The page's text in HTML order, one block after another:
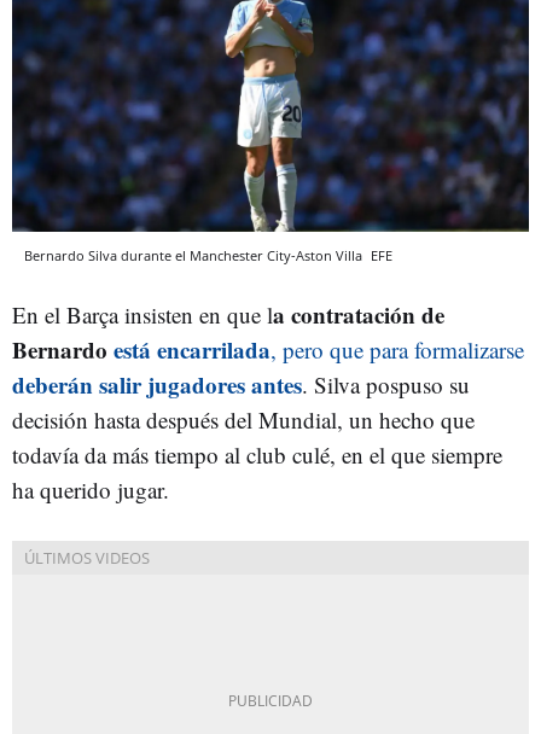
Bernardo Silva durante el Manchester City-Aston Villa EFE
En el Barça insisten en que la contratación de
Bernardo está encarrilada, pero que para formalizarse
deberán salir jugadores antes. Silva pospuso su
decisión hasta después del Mundial, un hecho que
todavía da más tiempo al club culé, en el que siempre
ha querido jugar.